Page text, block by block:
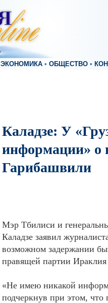
ЭКОНОМИКА • ОБЩЕСТВО •
Каладзе: У
информации» о
Гарибашвили
Мэр Тбилиси и
Каладзе заявил
возможном задержании
правящей партии
«Не имею никакой
подчеркнув при этом,